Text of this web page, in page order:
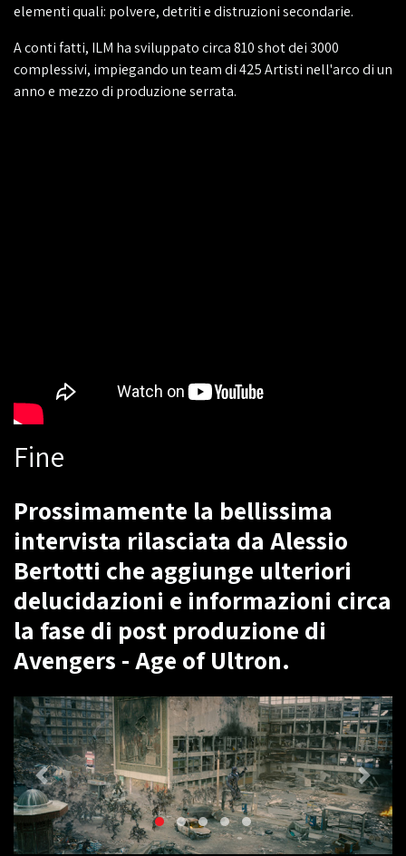
elementi quali: polvere, detriti e distruzioni secondarie.
A conti fatti, ILM ha sviluppato circa 810 shot dei 3000
complessivi, impiegando un team di 425 Artisti nell'arco di un
anno e mezzo di produzione serrata.
Fine
Prossimamente la bellissima
intervista rilasciata da Alessio
Bertotti che aggiunge ulteriori
delucidazioni e informazioni circa
la fase di post produzione di
Avengers - Age of Ultron.